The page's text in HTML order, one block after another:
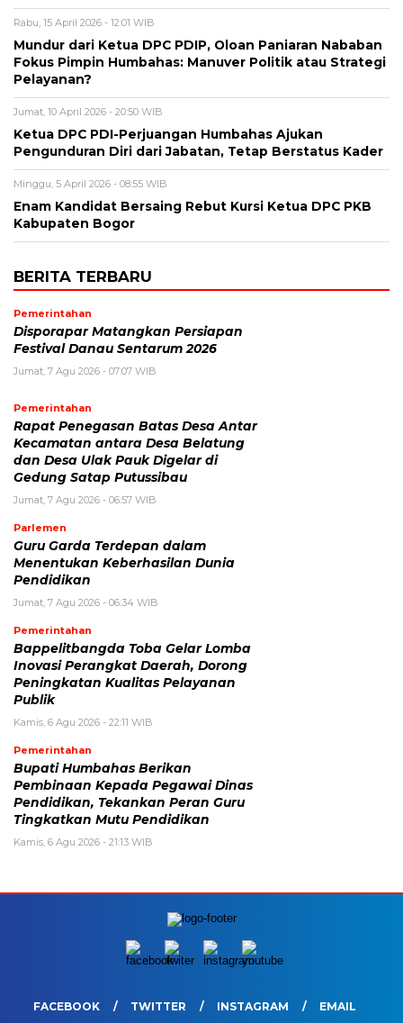
Rabu, 15 April 2026 - 12:01 WIB
Mundur dari Ketua DPC PDIP, Oloan Paniaran Nababan
Fokus Pimpin Humbahas: Manuver Politik atau Strategi
Pelayanan?
Jumat, 10 April 2026 - 20:50 WIB
Ketua DPC PDI-Perjuangan Humbahas Ajukan
Pengunduran Diri dari Jabatan, Tetap Berstatus Kader
Minggu, 5 April 2026 - 08:55 WIB
Enam Kandidat Bersaing Rebut Kursi Ketua DPC PKB
Kabupaten Bogor
BERITA TERBARU
Pemerintahan
Disporapar Matangkan Persiapan
Festival Danau Sentarum 2026
Jumat, 7 Agu 2026 - 07:07 WIB
Pemerintahan
Rapat Penegasan Batas Desa Antar
Kecamatan antara Desa Belatung
dan Desa Ulak Pauk Digelar di
Gedung Satap Putussibau
Jumat, 7 Agu 2026 - 06:57 WIB
Parlemen
Guru Garda Terdepan dalam
Menentukan Keberhasilan Dunia
Pendidikan
Jumat, 7 Agu 2026 - 06:34 WIB
Pemerintahan
Bappelitbangda Toba Gelar Lomba
Inovasi Perangkat Daerah, Dorong
Peningkatan Kualitas Pelayanan
Publik
Kamis, 6 Agu 2026 - 22:11 WIB
Pemerintahan
Bupati Humbahas Berikan
Pembinaan Kepada Pegawai Dinas
Pendidikan, Tekankan Peran Guru
Tingkatkan Mutu Pendidikan
Kamis, 6 Agu 2026 - 21:13 WIB
FACEBOOK TWITTER INSTAGRAM EMAIL